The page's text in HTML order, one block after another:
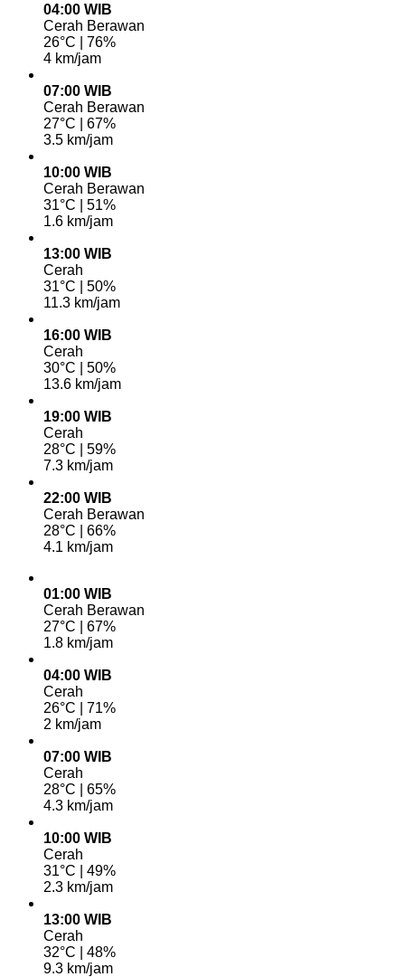
04:00 WIB
Cerah Berawan
26°C | 76%
4 km/jam
07:00 WIB
Cerah Berawan
27°C | 67%
3.5 km/jam
10:00 WIB
Cerah Berawan
31°C | 51%
1.6 km/jam
13:00 WIB
Cerah
31°C | 50%
11.3 km/jam
16:00 WIB
Cerah
30°C | 50%
13.6 km/jam
19:00 WIB
Cerah
28°C | 59%
7.3 km/jam
22:00 WIB
Cerah Berawan
28°C | 66%
4.1 km/jam
01:00 WIB
Cerah Berawan
27°C | 67%
1.8 km/jam
04:00 WIB
Cerah
26°C | 71%
2 km/jam
07:00 WIB
Cerah
28°C | 65%
4.3 km/jam
10:00 WIB
Cerah
31°C | 49%
2.3 km/jam
13:00 WIB
Cerah
32°C | 48%
9.3 km/jam